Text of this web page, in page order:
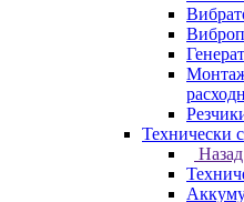
Технически
Назад